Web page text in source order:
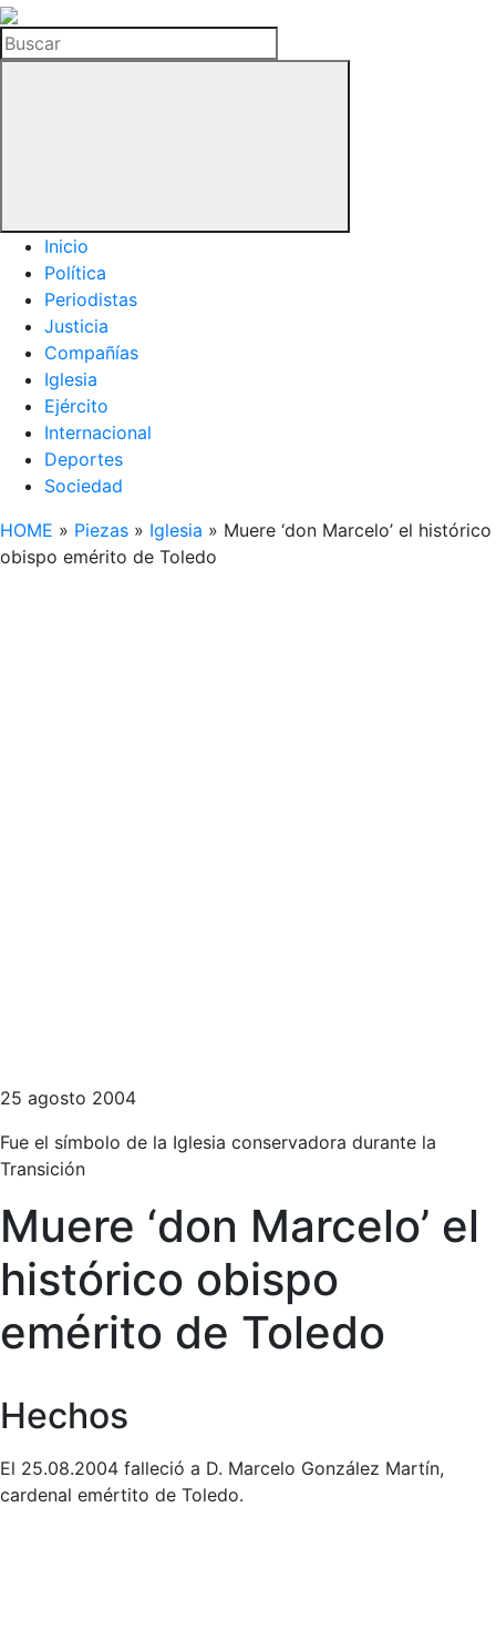
La
Hemeroteca
del
Buscar
Inicio
Política
Periodistas
Justicia
Compañías
Iglesia
Ejército
Internacional
Deportes
Sociedad
HOME » Piezas » Iglesia » Muere ‘don Marcelo’ el histórico
obispo emérito de Toledo
25 agosto 2004
Fue el símbolo de la Iglesia conservadora durante la
Transición
Muere ‘don Marcelo’ el
histórico obispo
emérito de Toledo
Hechos
El 25.08.2004 falleció a D. Marcelo González Martín,
cardenal emértito de Toledo.